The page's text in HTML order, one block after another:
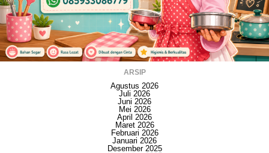
ARSIP
Agustus 2026
Juli 2026
Juni 2026
Mei 2026
April 2026
Maret 2026
Februari 2026
Januari 2026
Desember 2025